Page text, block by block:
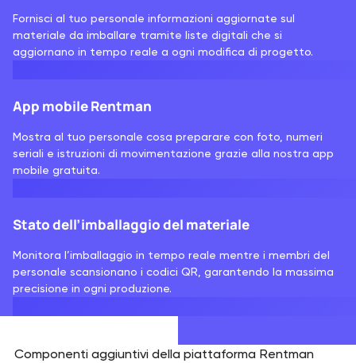
Fornisci al tuo personale informazioni aggiornate sul
materiale da imballare tramite liste digitali che si
aggiornano in tempo reale a ogni modifica di progetto.
App mobile Rentman
Mostra al tuo personale cosa preparare con foto, numeri
seriali e istruzioni di movimentazione grazie alla nostra app
mobile gratuita.
Stato dell’imballaggio del materiale
Monitora l’imballaggio in tempo reale mentre i membri del
personale scansionano i codici QR, garantendo la massima
precisione in ogni produzione.
Componenti aggiuntivi della piattaforma Rentman